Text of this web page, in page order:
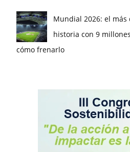
Mundial 2026: el
historia con 9
cómo frenarlo